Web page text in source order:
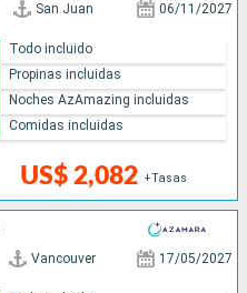
San Juan 06/11/2027
US$ 2,082 +Tasas
Todo incluido
Propinas incluidas
Noches AzAmazing incluidas
Comidas incluidas
Vancouver 17/05/2027